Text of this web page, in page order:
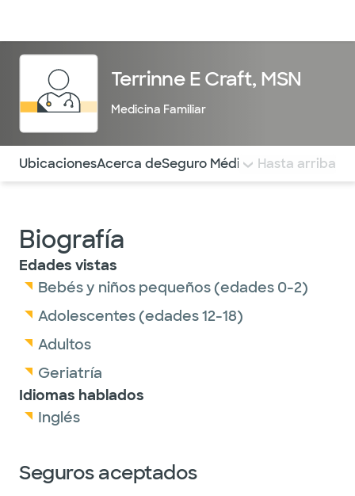
Terrinne E Craft, MSN
Medicina Familiar
Utilice esta navegación para saltar rápidamente a
UbicacionesAcerca deSeguro Médico COMENTARIOS
Hasta arriba
Biografía
Edades vistas
Bebés y niños pequeños (edades 0-2)
Adolescentes (edades 12-18)
Adultos
Geriatría
Idiomas hablados
Inglés
Seguros aceptados